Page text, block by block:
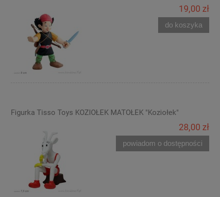
19,00 zł
do koszyka
Figurka Tisso Toys KOZIOŁEK MATOŁEK "Koziołek"
28,00 zł
powiadom o dostępności